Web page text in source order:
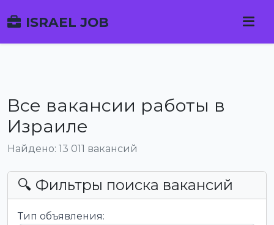
ISRAEL JOB
Все вакансии работы в
Израиле
Найдено: 13 011 вакансий
🔍 Фильтры поиска вакансий
Тип объявления: